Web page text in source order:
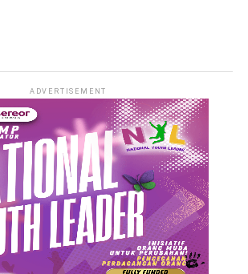
ADVERTISEMENT